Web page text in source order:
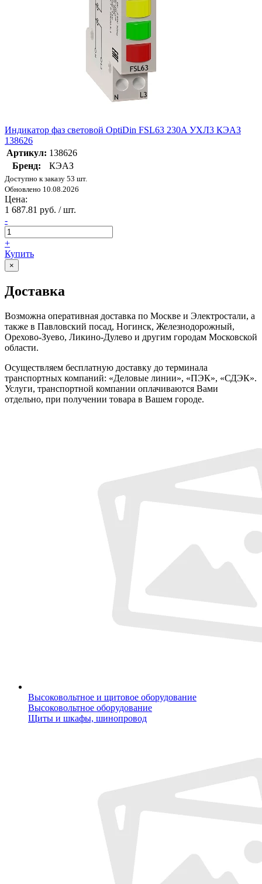
Индикатор фаз световой OptiDin FSL63 230A УХЛ3 КЭАЗ
138626
Артикул: 138626
Бренд:
КЭАЗ
Доступно к заказу 53 шт.
Обновлено 10.08.2026
Цена:
1 687.81 руб. / шт.
-
+
Купить
×
Доставка
Возможна оперативная доставка по Москве и Электростали, а
также в Павловский посад, Ногинск, Железнодорожный,
Орехово-Зуево, Ликино-Дулево и другим городам Московской
области.
Осуществляем бесплатную доставку до терминала
транспортных компаний: «Деловые линии», «ПЭК», «СДЭК».
Услуги, транспортной компании оплачиваются Вами
отдельно, при получении товара в Вашем городе.
Высоковольтное и щитовое оборудование
Высоковольтное оборудование
Щиты и шкафы, шинопровод